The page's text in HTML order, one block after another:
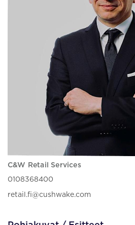
C&W Retail Services
0108368400
retail.fi@cushwake.com